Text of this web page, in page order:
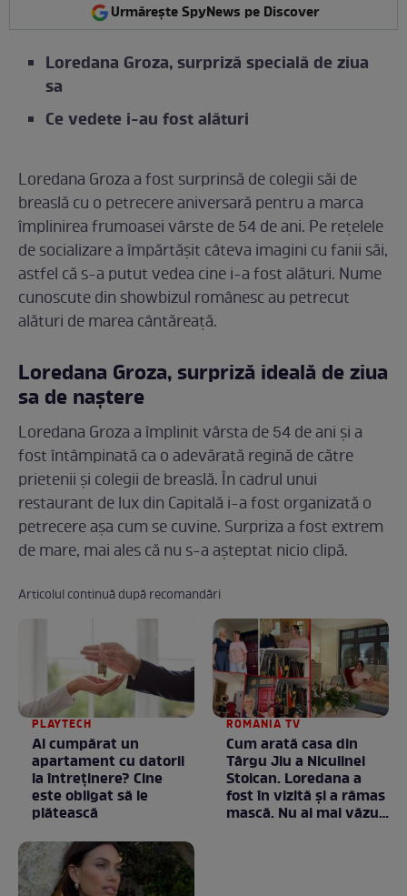
Urmărește SpyNews pe Discover
Loredana Groza, surpriză specială de ziua
sa
Ce vedete i-au fost alături
Loredana Groza a fost surprinsă de colegii săi de
breaslă cu o petrecere aniversară pentru a marca
împlinirea frumoasei vârste de 54 de ani. Pe rețelele
de socializare a împărtășit câteva imagini cu fanii săi,
astfel că s-a putut vedea cine i-a fost alături. Nume
cunoscute din showbizul românesc au petrecut
alături de marea cântăreață.
Loredana Groza, surpriză ideală de ziua
sa de naștere
Loredana Groza a împlinit vârsta de 54 de ani și a
fost întâmpinată ca o adevărată regină de către
prietenii și colegii de breaslă. În cadrul unui
restaurant de lux din Capitală i-a fost organizată o
petrecere așa cum se cuvine. Surpriza a fost extrem
de mare, mai ales că nu s-a așteptat nicio clipă.
Articolul continuă după recomandări
PLAYTECH
Ai cumpărat un
apartament cu datorii
la întreținere? Cine
este obligat să le
plătească
ROMANIA TV
Cum arată casa din
Târgu Jiu a Niculinei
Stoican. Loredana a
fost în vizită și a rămas
mască. Nu ai mai văzut